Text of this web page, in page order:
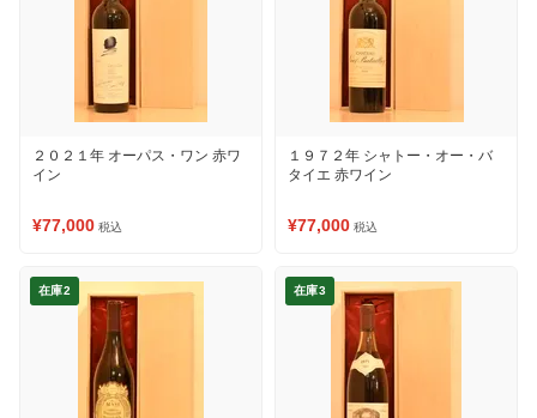
２０２１年 オーパス・ワン 赤ワ
イン
¥77,000 税込
１９７２年 シャトー・オー・バ
タイエ 赤ワイン
¥77,000 税込
在庫2 在庫3